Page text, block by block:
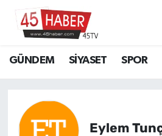
GÜNDEM SİYASET SPOR
Eylem
SİYASET
SPOR
Manisa Hava Durumu
Manisa Namaz Vakitleri